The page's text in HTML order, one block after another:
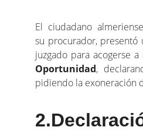
El ciudadano
su procurador, presentó
juzgado para acogerse a
Oportunidad,
pidiendo la exoneración